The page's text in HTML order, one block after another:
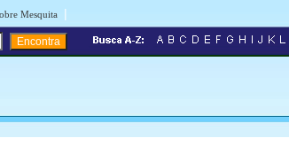
Mesquita |